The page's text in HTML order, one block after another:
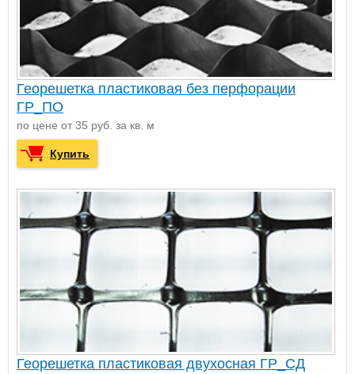
Георешетка пластиковая без перфорации
ГР_ПО
по цене от 35 руб. за кв. м
Купить
Георешетка пластиковая двухосная ГР_СД